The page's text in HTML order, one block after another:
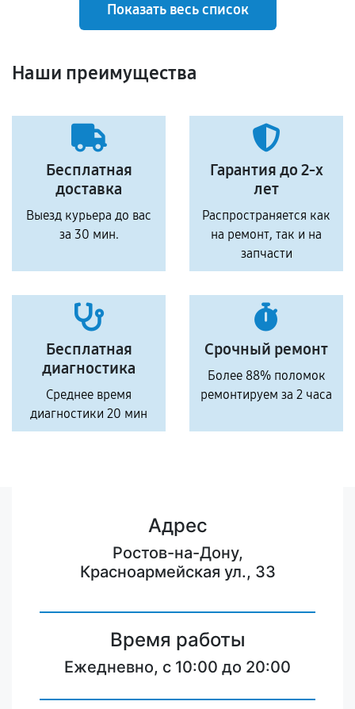
Показать весь список
Наши преимущества
Бесплатная
доставка
Выезд курьера до вас
за 30 мин.
Гарантия до 2-х
лет
Распространяется как
на ремонт, так и на
запчасти
Бесплатная
диагностика
Среднее время
диагностики 20 мин
Срочный ремонт
Более 88% поломок
ремонтируем за 2 часа
Адрес
Ростов-на-Дону,
Красноармейская ул., 33
Время работы
Ежедневно, с 10:00 до 20:00